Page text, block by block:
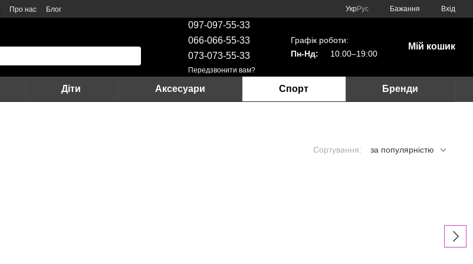
Про нас Блог УкрРус Бажання Вхід
097-097-55-33
066-066-55-33
073-073-55-33
Передзвонити вам?
Графік роботи:
Пн-Нд:
10.00–19:00
Мій кошик
Діти Аксесуари Спорт Бренди
Сортування: за популярністю